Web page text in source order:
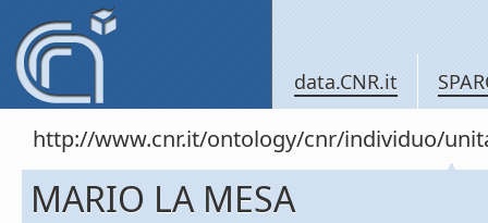
data.CNR.it
http://www.cnr.it/ontology/cnr/individuo/
MARIO LA MESA